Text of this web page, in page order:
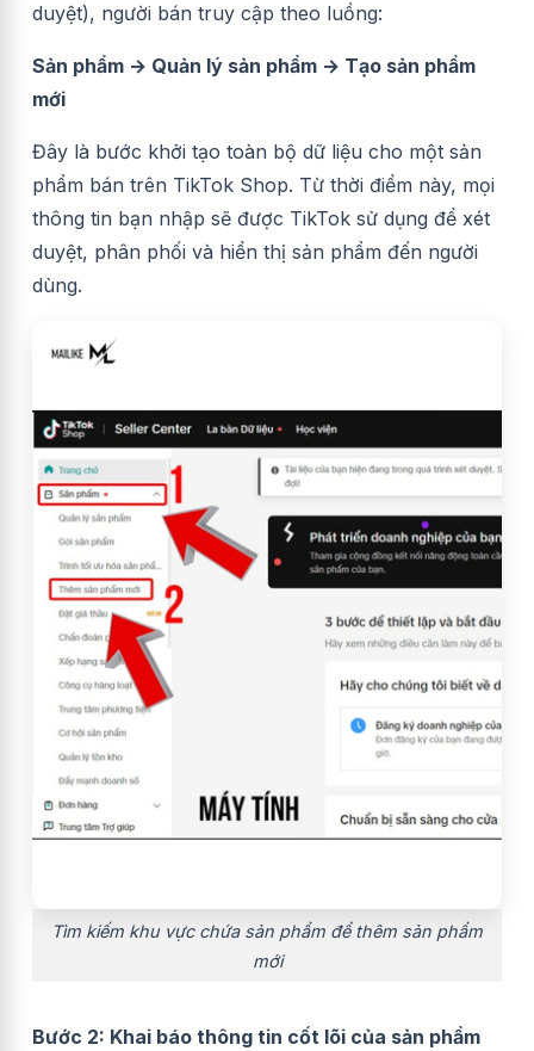
duyệt), người bán truy cập theo luồng:
Sản phẩm → Quản lý sản phẩm → Tạo sản phẩm
mới
Đây là bước khởi tạo toàn bộ dữ liệu cho một sản
phẩm bán trên TikTok Shop. Từ thời điểm này, mọi
thông tin bạn nhập sẽ được TikTok sử dụng để xét
duyệt, phân phối và hiển thị sản phẩm đến người
dùng.
Tìm kiếm khu vực chứa sản phẩm để thêm sản phẩm
mới
Bước 2: Khai báo thông tin cốt lõi của sản phẩm